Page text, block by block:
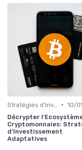
• 10/
Décrypter
Cryptomonnaies:
d'Investissement
Adaptatives